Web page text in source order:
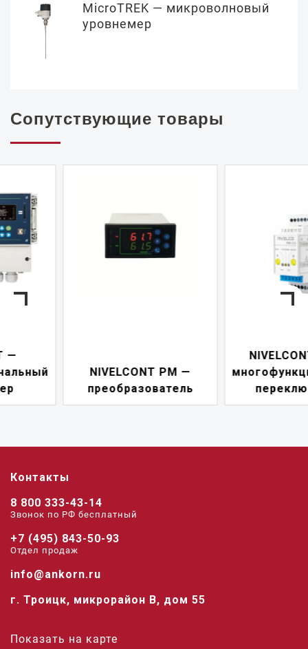
MicroTREK — микроволновый
уровнемер
Сопутствующие товары
NIVELCONT PM —
преобразователь
NIVELCONT PKK —
переключатель
Контакты
8 800 333-43-14
Звонок по РФ беcплатный
+7 (495) 843-50-93
Отдел продаж
info@ankorn.ru
г. Троицк, микрорайон В, дом 55
Показать на карте